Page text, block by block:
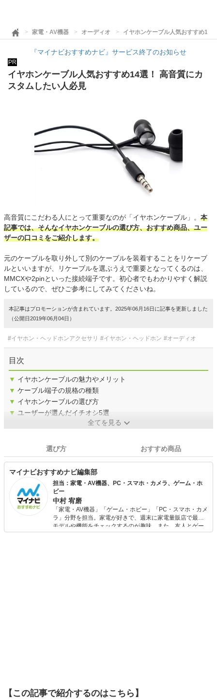
家電・AV機器 オーディオ イヤホンケーブル人気おすすめ14
『マイナビおすすめナビ』サービス終了のお知らせ
PR
イヤホンケーブル人気おすすめ14選！ 高音質にカ
スタムしたい人必見
高音質にこだわる人にとって重要なのが「イヤホンケーブル」。 本
記事では、そんなイヤホンケーブルの選び方、おすすめ商品、ユー
ザーの口コミをご紹介します。
元のケーブルを取り外して別のケーブルを装着することをリケーブ
ルといいますが、リケーブルを選ぶうえで重要となってくるのは、
MMCXや2pinといった接続端子です。初心者でもわかりやすく解説
しているので、ぜひご参考にしてみてくださいね。
本記事はプロモーションが含まれています。2025年06月16日に記事を更新しました
（公開日2019年06月04日）
#イヤホン・ヘッドホンアクセサリ #イヤホン・ヘッドホン #オーディオ
目次
▼ イヤホンケーブルの魅力やメリット
▼ ケーブル端子の規格の種類
▼ イヤホンケーブルの選び方
▼ ユーザーが選んだイチオシ5選
全てを見る
選び方 おすすめ商品
マイナビおすすめナビ編集部
担当：家電・AV機器、PC・スマホ・カメラ、ゲーム・ホ
ビー
中村 宥磨
「家電・AV機器」「ゲーム・ホビー」「PC・スマホ・カメ
ラ」分野を担当。家電が好きで、週末に家電量販店で最新
モデルや機能をチェックするのが趣味。また、友人とゲー
ムを楽しみながら、新作タイトルやイベント情報もいち早
【この記事で紹介するのはこちら】